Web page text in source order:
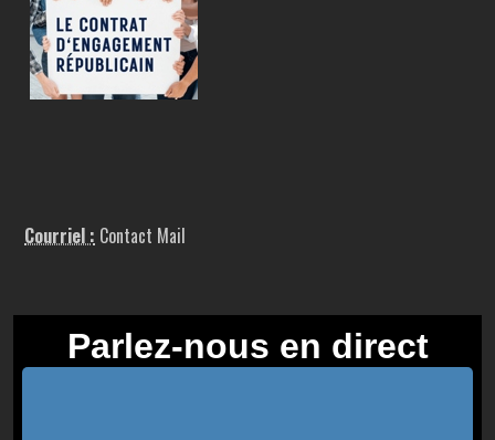
Courriel : Contact Mail